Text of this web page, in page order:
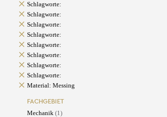
Schlagworte:
Schlagworte:
Schlagworte:
Schlagworte:
Schlagworte:
Schlagworte:
Schlagworte:
Schlagworte:
Material: Messing
FACHGEBIET
Mechanik (1)